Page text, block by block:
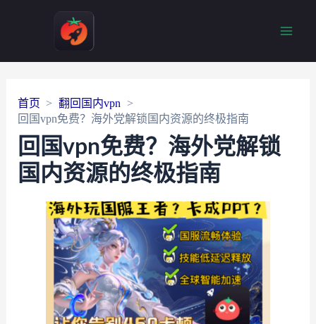
首页
翻回国内vpn
回国vpn免费？海外党解锁国内资源的终极指南
回国vpn免费？海外党解锁
国内资源的终极指南